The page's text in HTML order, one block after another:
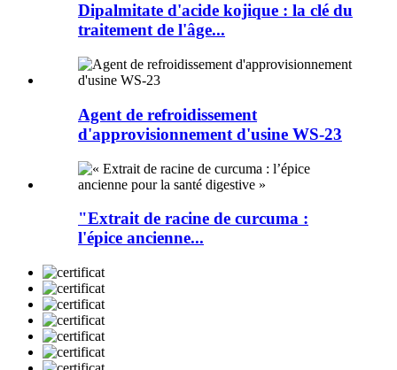
Dipalmitate d'acide kojique : la clé du
traitement de l'âge...
Agent de refroidissement
d'approvisionnement d'usine WS-23
"Extrait de racine de curcuma :
l'épice ancienne...